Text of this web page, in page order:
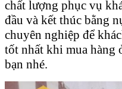
chất lượng phục vụ
đầu và kết thúc bằng
chuyên nghiệp để
tốt nhất khi mua hàng
bạn nhé.